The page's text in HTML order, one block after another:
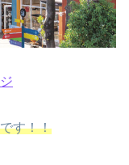
す！！